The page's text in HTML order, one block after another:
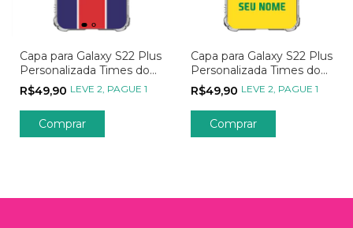
Capa para Galaxy S22 Plus
Personalizada Times do
Coração Internacionais
R$49,90 LEVE 2, PAGUE 1
Capa para Galaxy S22 Plus
Personalizada Times do
Coração Seleções
R$49,90 LEVE 2, PAGUE 1